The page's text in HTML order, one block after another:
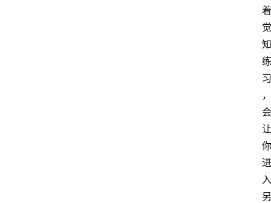
着
觉
知
练
习
，
会
让
你
进
入
另